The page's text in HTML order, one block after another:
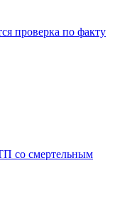
проверка по факту
со смертельным